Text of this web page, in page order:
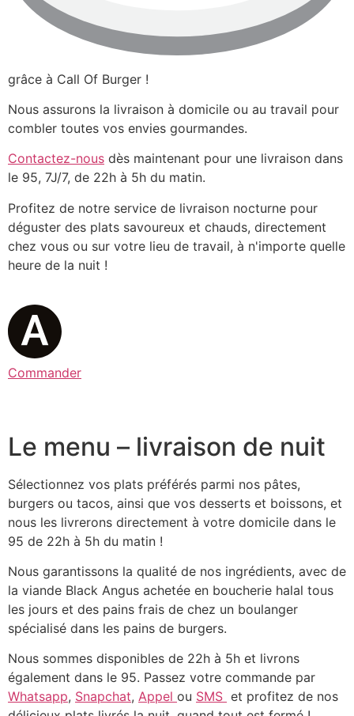
grâce à Call Of Burger !
Nous assurons la livraison à domicile ou au travail pour
combler toutes vos envies gourmandes.
Contactez-nous dès maintenant pour une livraison dans
le 95, 7J/7, de 22h à 5h du matin.
Profitez de notre service de livraison nocturne pour
déguster des plats savoureux et chauds, directement
chez vous ou sur votre lieu de travail, à n'importe quelle
heure de la nuit !
Commander
Le menu – livraison de nuit
Sélectionnez vos plats préférés parmi nos pâtes,
burgers ou tacos, ainsi que vos desserts et boissons, et
nous les livrerons directement à votre domicile dans le
95 de 22h à 5h du matin !
Nous garantissons la qualité de nos ingrédients, avec de
la viande Black Angus achetée en boucherie halal tous
les jours et des pains frais de chez un boulanger
spécialisé dans les pains de burgers.
Nous sommes disponibles de 22h à 5h et livrons
également dans le 95. Passez votre commande par
Whatsapp, Snapchat, Appel ou SMS et profitez de nos